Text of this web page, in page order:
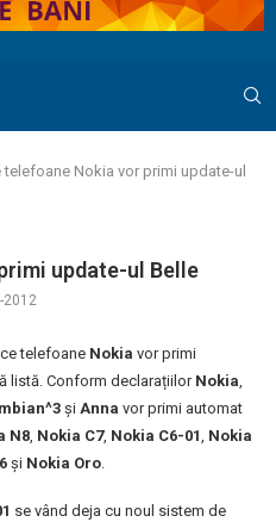
telefoane Nokia vor primi update-ul
update-ul Belle
2012
telefoane Nokia vor primi
listă. Conform declarațiilor Nokia,
și Anna vor primi automat
N8, Nokia C7, Nokia C6-01, Nokia
și Nokia Oro.
se vând deja cu noul sistem de